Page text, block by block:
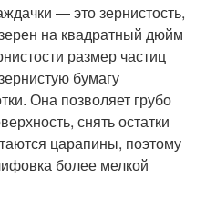
— это зернистость,
на квадратный дюйм
размер частиц
бумагу
Она позволяет грубо
снять остатки
царапины, поэтому
более мелкой